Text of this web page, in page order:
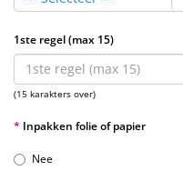
1ste regel (max 15)
(15 karakters over)
Inpakken folie of papier
Nee